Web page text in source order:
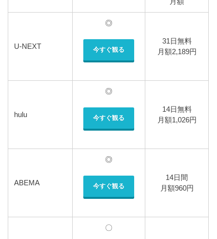
U-NEXT
◎
今すぐ観る
31日無料
月額2,189円
hulu
◎
今すぐ観る
14日無料
月額1,026円
ABEMA
◎
今すぐ観る
14日間
月額960円
〇